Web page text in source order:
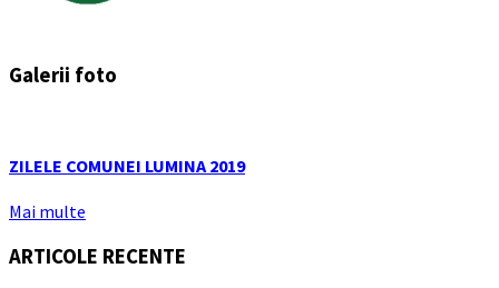
Galerii foto
ZILELE COMUNEI LUMINA 2019
Mai multe
ARTICOLE RECENTE